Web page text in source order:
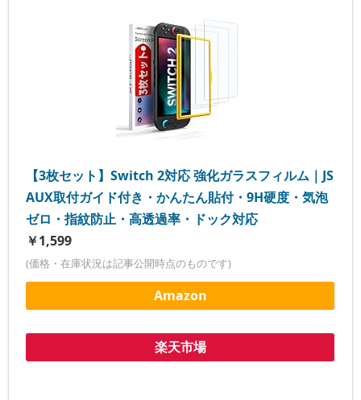
【3枚セット】Switch 2対応 強化ガラスフィルム｜JS
AUX取付ガイド付き・かんたん貼付・9H硬度・気泡
ゼロ・指紋防止・高透過率・ドック対応
￥1,599
(価格・在庫状況は記事公開時点のものです)
Amazon
楽天市場